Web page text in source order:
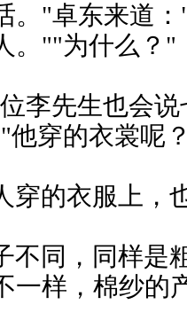
。"卓东来道
。""为什么？"
李先生也会说
他穿的衣裳呢
的衣服上，
同，同样是
一样，棉纱的